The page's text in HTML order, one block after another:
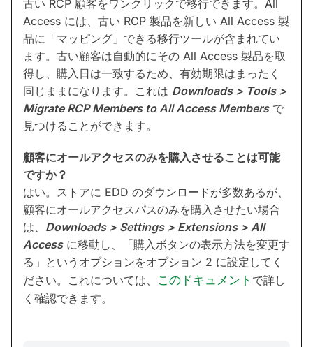
古い RCP 顧客をワンクリックで移行できます。All
Access には、古い RCP 製品を新しい All Access 製
品に「マッピング」できる移行ツールが含まれてい
ます。古い顧客は自動的にその All Access 製品を取
得し、購入日は一致するため、有効期限はまったく
同じままになります。これは Downloads > Tools >
Migrate RCP Members to All Access Membersで
見つけることができます。
顧客にオールアクセスのみを購入させることは可能
ですか？
はい。ストアに EDD のダウンロードが多数あるが、
顧客にオールアクセスパスのみを購入させたい場合
は、 Downloads > Settings > Extensions > All
Accessに移動し、「購入ボタンの表示方法を変更す
る」というオプションをオプション 2 に設定してく
ださい。これについては、 このドキュメント で詳し
く確認できます。